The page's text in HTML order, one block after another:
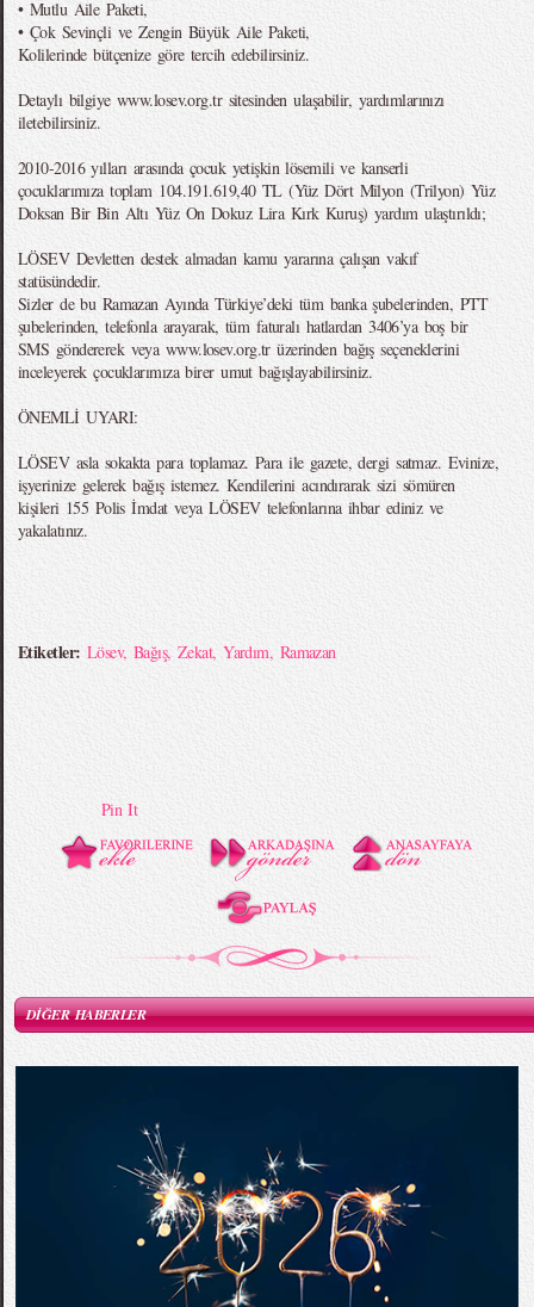
• Mutlu Aile Paketi,
• Çok Sevinçli ve Zengin Büyük Aile Paketi,
Kolilerinde bütçenize göre tercih edebilirsiniz.
Detaylı bilgiye www.losev.org.tr sitesinden ulaşabilir, yardımlarınızı
iletebilirsiniz.
2010-2016 yılları arasında çocuk yetişkin lösemili ve kanserli
çocuklarımıza toplam 104.191.619,40 TL (Yüz Dört Milyon (Trilyon) Yüz
Doksan Bir Bin Altı Yüz On Dokuz Lira Kırk Kuruş) yardım ulaştırıldı;
LÖSEV Devletten destek almadan kamu yararına çalışan vakıf
statüsündedir.
Sizler de bu Ramazan Ayında Türkiye’deki tüm banka şubelerinden, PTT
şubelerinden, telefonla arayarak, tüm faturalı hatlardan 3406’ya boş bir
SMS göndererek veya www.losev.org.tr üzerinden bağış seçeneklerini
inceleyerek çocuklarımıza birer umut bağışlayabilirsiniz.
ÖNEMLİ UYARI:
LÖSEV asla sokakta para toplamaz. Para ile gazete, dergi satmaz. Evinize,
işyerinize gelerek bağış istemez. Kendilerini acındırarak sizi sömüren
kişileri 155 Polis İmdat veya LÖSEV telefonlarına ihbar ediniz ve
yakalatınız.
Etiketler: Lösev, Bağış,Zekat,Yardım, Ramazan
Pin It
DİĞER HABERLER